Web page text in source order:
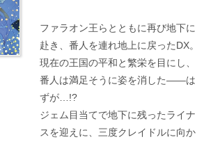
ファラオン王らとともに再び地下に
赴き、番人を連れ地上に戻ったDX。
現在の王国の平和と繁栄を目にし、
番人は満足そうに姿を消した――は
ずが…!?
ジェム目当てで地下に残ったライナ
スを迎えに、三度クレイドルに向か